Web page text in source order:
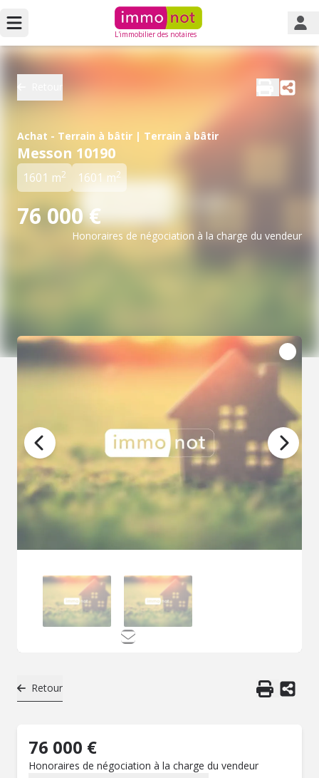
L'immobilier des notaires
Achat - Terrain à bâtir | Terrain à bâtir
Messon 10190
1601 m2 1601 m2
76 000 €
Honoraires de négociation à la charge du vendeur
Retour
76 000 €
Honoraires de négociation à la charge du vendeur